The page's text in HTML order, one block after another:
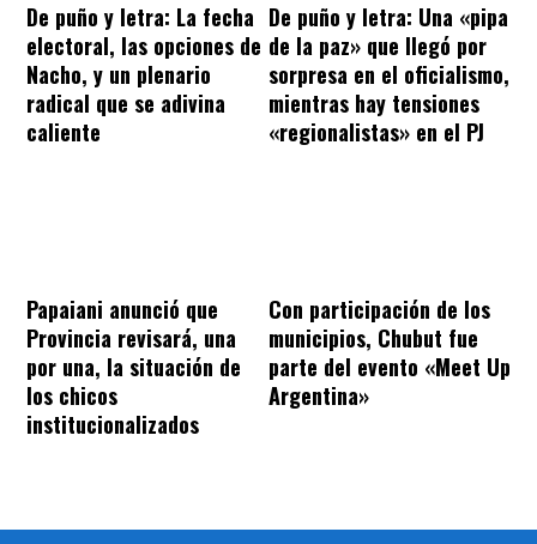
De puño y letra: La fecha
electoral, las opciones de
Nacho, y un plenario
radical que se adivina
caliente
De puño y letra: Una «pipa
de la paz» que llegó por
sorpresa en el oficialismo,
mientras hay tensiones
«regionalistas» en el PJ
Papaiani anunció que
Provincia revisará, una
por una, la situación de
los chicos
institucionalizados
Con participación de los
municipios, Chubut fue
parte del evento «Meet Up
Argentina»